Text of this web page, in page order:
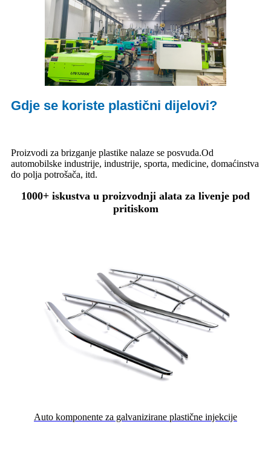
Gdje se koriste plastični dijelovi?
Proizvodi za brizganje plastike nalaze se posvuda.Od
automobilske industrije, industrije, sporta, medicine, domaćinstva
do polja potrošača, itd.
1000+ iskustva u proizvodnji alata za livenje pod
pritiskom
Auto komponente za galvanizirane plastične injekcije